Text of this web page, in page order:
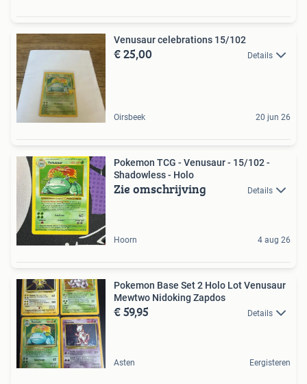
Venusaur celebrations 15/102
€ 25,00 Details
Oirsbeek 20 jun 26
Pokemon TCG - Venusaur - 15/102 -
Shadowless - Holo
Zie omschrijving Details
Hoorn 4 aug 26
Pokemon Base Set 2 Holo Lot Venusaur
Mewtwo Nidoking Zapdos
€ 59,95 Details
Asten Eergisteren